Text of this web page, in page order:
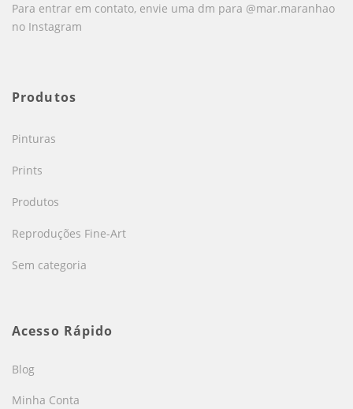
Para entrar em contato, envie uma dm para @mar.maranhao
no Instagram
Produtos
Pinturas
Prints
Produtos
Reproduções Fine-Art
Sem categoria
Acesso Rápido
Blog
Minha Conta